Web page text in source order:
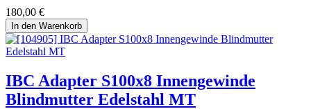
180,00 €
In den Warenkorb
IBC Adapter S100x8 Innengewinde
Blindmutter Edelstahl MT